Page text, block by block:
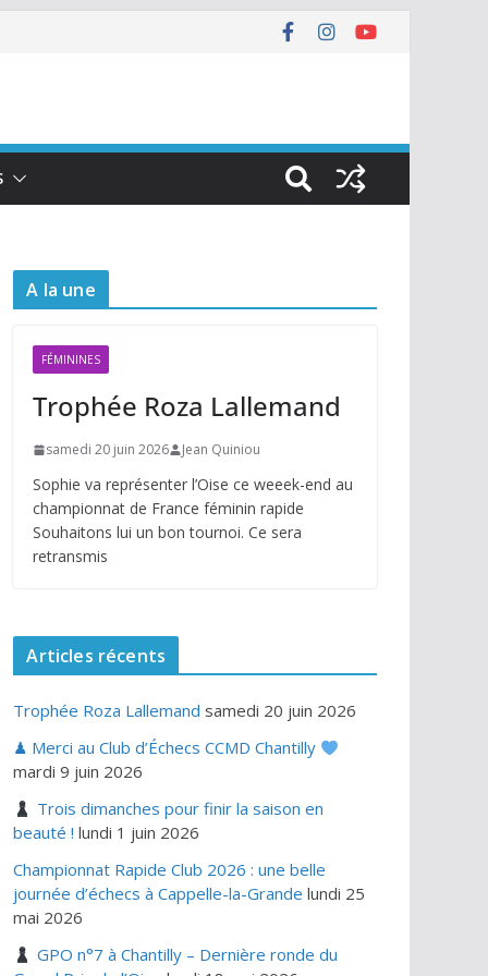
A la une
FÉMININES
Trophée Roza Lallemand
samedi 20 juin 2026 Jean Quiniou
Sophie va représenter l’Oise ce weeek-end au
championnat de France féminin rapide
Souhaitons lui un bon tournoi. Ce sera
retransmis
Articles récents
Trophée Roza Lallemand samedi 20 juin 2026
♟ Merci au Club d’Échecs CCMD Chantilly
mardi 9 juin 2026
Trois dimanches pour finir la saison en
beauté ! lundi 1 juin 2026
Championnat Rapide Club 2026 : une belle
journée d’échecs à Cappelle-la-Grande lundi 25
mai 2026
GPO n°7 à Chantilly – Dernière ronde du